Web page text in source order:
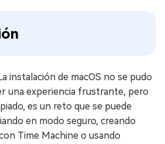
instalación de macOS no se pudo
una experiencia frustrante, pero
es un reto que se puede
en modo seguro, creando
Time Machine o usando